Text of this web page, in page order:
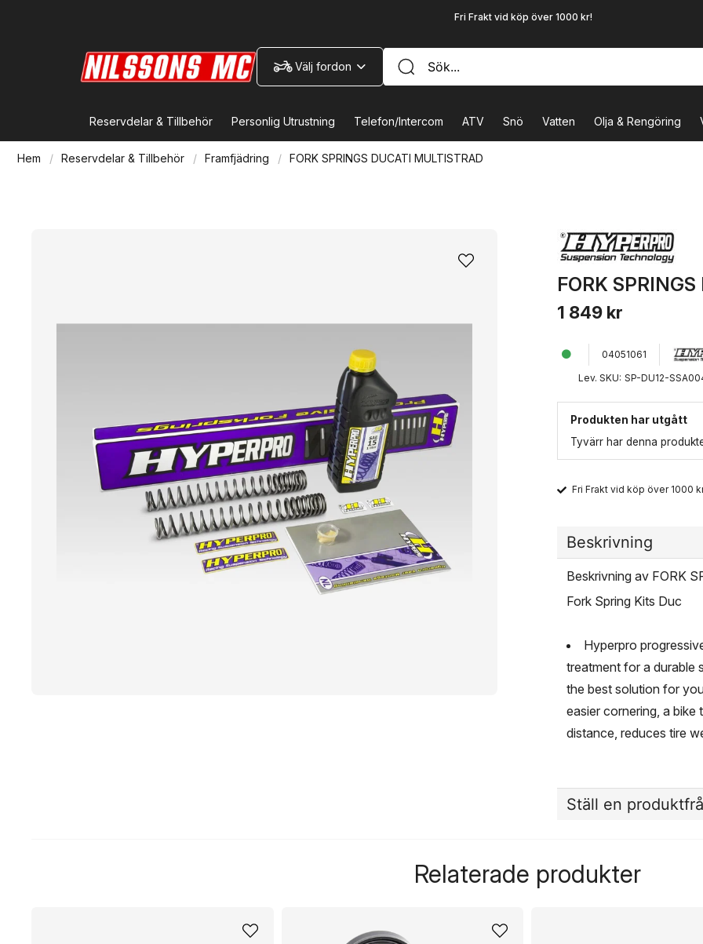
Fri Frakt vid köp över 1000 kr!
Välj fordon
Reservdelar & Tillbehör Personlig Utrustning Telefon/Intercom ATV Snö Vatten Olja & Rengöring
Hem Reservdelar & Tillbehör Framfjädring FORK SPRINGS DUCATI MULTISTRAD
FORK
1 849 kr
04051061
Lev. SKU: SP-DU12-
Produkten har utgått
Tyvärr har denna
Fri Frakt vid köp över 1000
Beskrivning
Beskrivning av FORK
Fork Spring Kits Duc
Hyperpro
treatment for a durable
the best solution for
easier cornering, a bike
distance, reduces tire
Ställ en
Relaterade produkter